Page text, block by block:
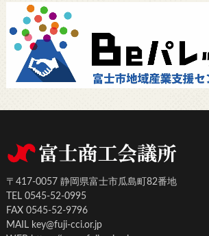
〒417-0057 静岡県富士市瓜島町82番地
TEL 0545-52-0995
FAX 0545-52-9796
MAIL key@fuji-cci.or.jp